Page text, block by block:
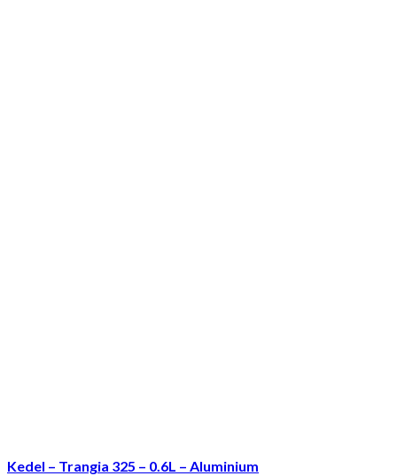
Kedel – Trangia 325 – 0.6L – Aluminium